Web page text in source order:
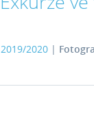
2019/2020 |